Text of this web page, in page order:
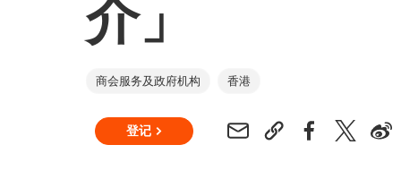
介」
商会服务及政府机构 香港
登记